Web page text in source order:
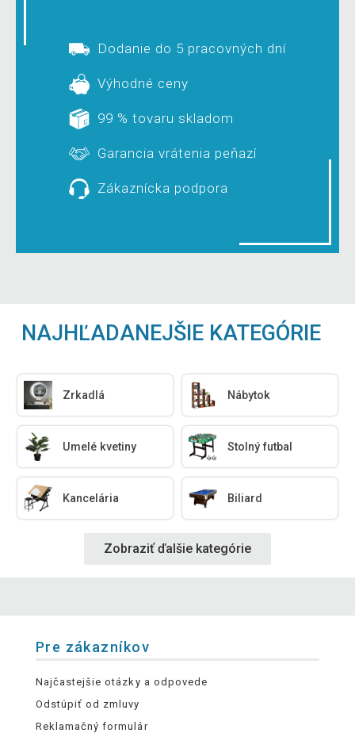
Dodanie do 5 pracovných dní
Výhodné ceny
99 % tovaru skladom
Garancia vrátenia peňazí
Zákaznícka podpora
NAJHĽADANEJŠIE KATEGÓRIE
Zrkadlá Nábytok
Umelé kvetiny Stolný futbal
Kancelária Biliard
Zobraziť ďalšie kategórie
Pre zákazníkov
Najčastejšie otázky a odpovede
Odstúpiť od zmluvy
Reklamačný formulár